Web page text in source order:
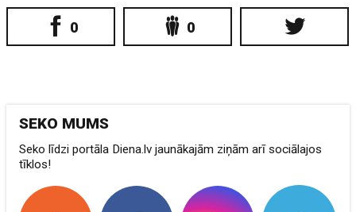
0 0
SEKO MUMS
Seko līdzi portāla Diena.lv jaunākajām ziņām arī sociālajos
tīklos!